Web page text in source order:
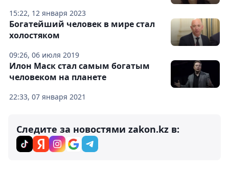
15:22, 12 января 2023
09:26, 06 июля 2019
Богатейший человек в мире стал
холостяком
22:33, 07 января 2021
Илон Маск стал самым богатым
человеком на планете
Следите за новостями zakon.kz в: